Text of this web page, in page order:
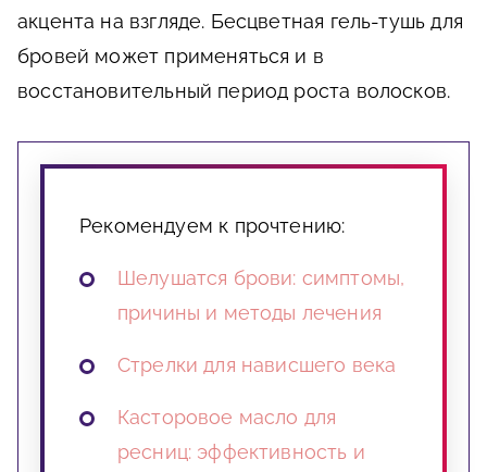
акцента на взгляде. Бесцветная гель-тушь для
бровей может применяться и в
восстановительный период роста волосков.
Рекомендуем к прочтению:
Шелушатся брови: симптомы,
причины и методы лечения
Стрелки для нависшего века
Касторовое масло для
ресниц: эффективность и